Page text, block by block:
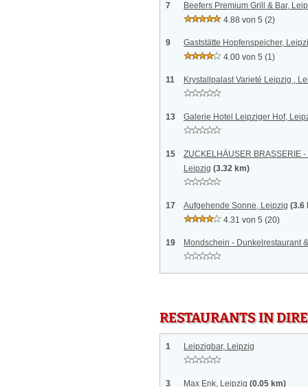
7
Beefers Premium Grill & Bar,
4.88 von 5 (2)
9
Gaststätte Hopfenspeicher,
4.00 von 5 (1)
11 Krystallpalast Varieté Leipzig ,
13 Galerie Hotel Leipziger Hof,
15
ZUCKELHÄUSER BRASSERIE
Leipzig (3.32 km)
17 Aufgehende Sonne, Leipzig (3.6
4.31 von 5 (20)
19 Mondschein - Dunkelrestaurant
RESTAURANTS IN
1 Leipzigbar, Leipzig
3 Max Enk, Leipzig (0.05 km)